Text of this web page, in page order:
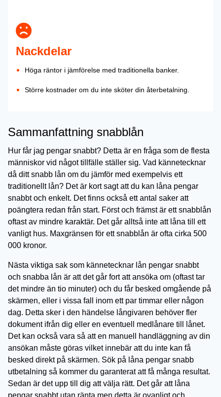
Nackdelar
Höga räntor i jämförelse med traditionella banker.
Större kostnader om du inte sköter din återbetalning.
Sammanfattning snabblån
Hur får jag pengar snabbt? Detta är en fråga som de flesta
människor vid något tillfälle ställer sig. Vad kännetecknar
då ditt snabb lån om du jämför med exempelvis ett
traditionellt lån? Det är kort sagt att du kan låna pengar
snabbt och enkelt. Det finns också ett antal saker att
poängtera redan från start. Först och främst är ett snabblån
oftast av mindre karaktär. Det går alltså inte att låna till ett
vanligt hus. Maxgränsen för ett snabblån är ofta cirka 500
000 kronor.
Nästa viktiga sak som kännetecknar lån pengar snabbt
och snabba lån är att det går fort att ansöka om (oftast tar
det mindre än tio minuter) och du får besked omgående på
skärmen, eller i vissa fall inom ett par timmar eller någon
dag. Detta sker i den händelse långivaren behöver fler
dokument ifrån dig eller en eventuell medlånare till lånet.
Det kan också vara så att en manuell handläggning av din
ansökan måste göras vilket innebär att du inte kan få
besked direkt på skärmen. Sök på låna pengar snabb
utbetalning så kommer du garanterat att få många resultat.
Sedan är det upp till dig att välja rätt. Det går att låna
pengar snabbt utan ränta men detta är ovanligt och